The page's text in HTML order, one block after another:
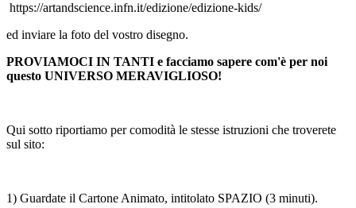
https://artandscience.infn.it/edizione/edizione-kids/
ed inviare la foto del vostro disegno.
PROVIAMOCI IN TANTI e facciamo sapere com'è per noi
questo UNIVERSO MERAVIGLIOSO!
Qui sotto riportiamo per comodità le stesse istruzioni che troverete
sul sito:
1) Guardate il Cartone Animato, intitolato SPAZIO (3 minuti).